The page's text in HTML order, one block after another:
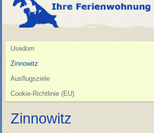
Usedom
Zinnowitz
Ausflugsziele
Cookie-Richtlinie (EU)
Zinnowitz